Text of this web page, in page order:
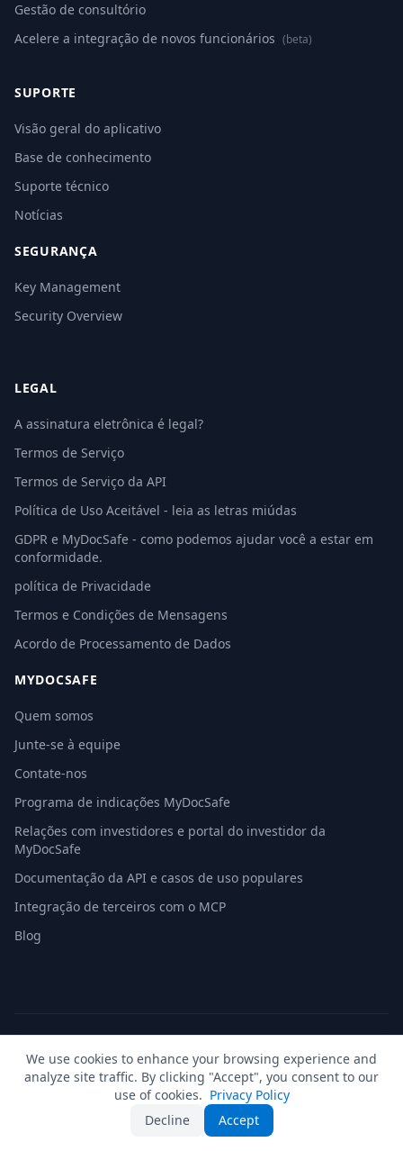
Gestão de consultório
Acelere a integração de novos funcionários (beta)
SUPORTE
Visão geral do aplicativo
Base de conhecimento
Suporte técnico
Notícias
SEGURANÇA
Key Management
Security Overview
LEGAL
A assinatura eletrônica é legal?
Termos de Serviço
Termos de Serviço da API
Política de Uso Aceitável - leia as letras miúdas
GDPR e MyDocSafe - como podemos ajudar você a estar em
conformidade.
política de Privacidade
Termos e Condições de Mensagens
Acordo de Processamento de Dados
MYDOCSAFE
Quem somos
Junte-se à equipe
Contate-nos
Programa de indicações MyDocSafe
Relações com investidores e portal do investidor da
MyDocSafe
Documentação da API e casos de uso populares
Integração de terceiros com o MCP
Blog
© 2026 MyDocSafe. Todos os direitos reservados. |
Mapa do
site | build dev
🇬🇧 UK🇺🇸 US🇵🇱 PL🇺🇦 UA🇪🇸 ES 🇩🇪 DE🇫🇷 FR 🇳🇱 NL🇵🇹 PT🇮🇹 IT
We use cookies to enhance your browsing experience and
analyze site traffic. By clicking "Accept", you consent to our
use of cookies. Privacy Policy
Decline
Accept